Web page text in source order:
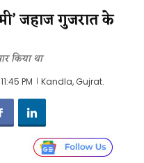
जहाज गुजरात के
किया था
PM Kandla, Gujrat.